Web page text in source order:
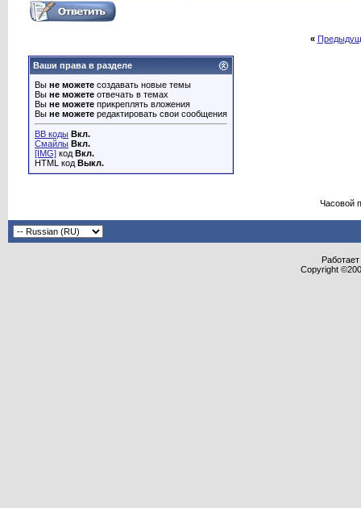
«
Ваши права в разделе
Вы не можете создавать новые темы
Вы не можете отвечать в темах
Вы не можете прикреплять вложения
Вы не можете редактировать свои сообщения
BB коды Вкл.
Смайлы Вкл.
[IMG] код Вкл.
HTML код Выкл.
Часовой
Copyright